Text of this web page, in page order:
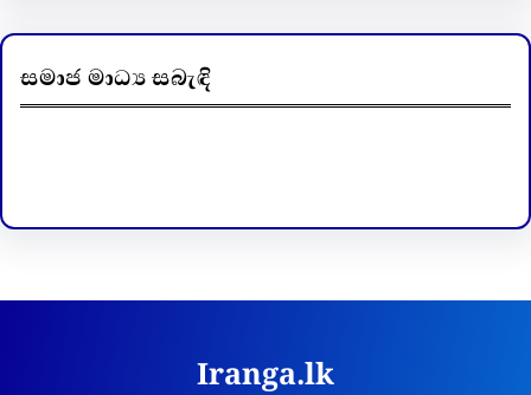
සමාජ මාධ්‍ය සබැඳි
Iranga.lk